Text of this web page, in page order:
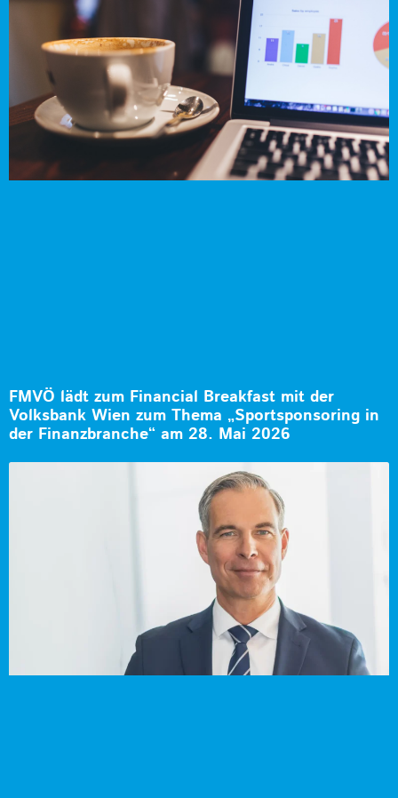
FMVÖ lädt zum Financial Breakfast mit der
Volksbank Wien zum Thema „Sportsponsoring in
der Finanzbranche“ am 28. Mai 2026